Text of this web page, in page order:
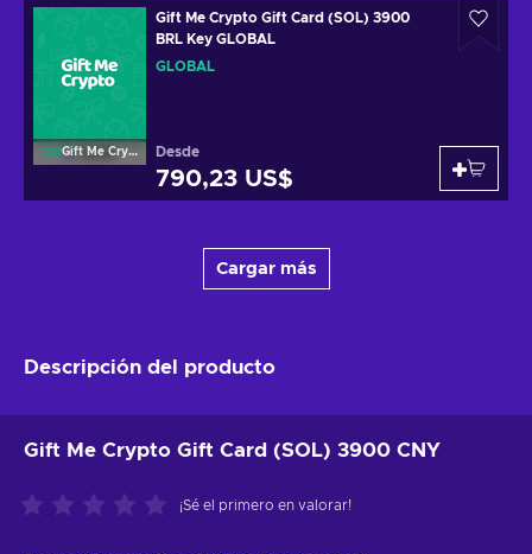
Gift Me Crypto
Gift Me Crypto Gift Card (SOL) 3900
BRL Key GLOBAL
GLOBAL
Desde
790,23 US$
Cargar más
Descripción del producto
Gift Me Crypto Gift Card (SOL) 3900 CNY
¡Sé el primero en valorar!